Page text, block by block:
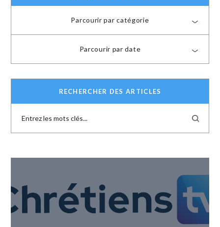
Parcourir par catégorie
Parcourir par date
RECHERCHER DES ARTICLES